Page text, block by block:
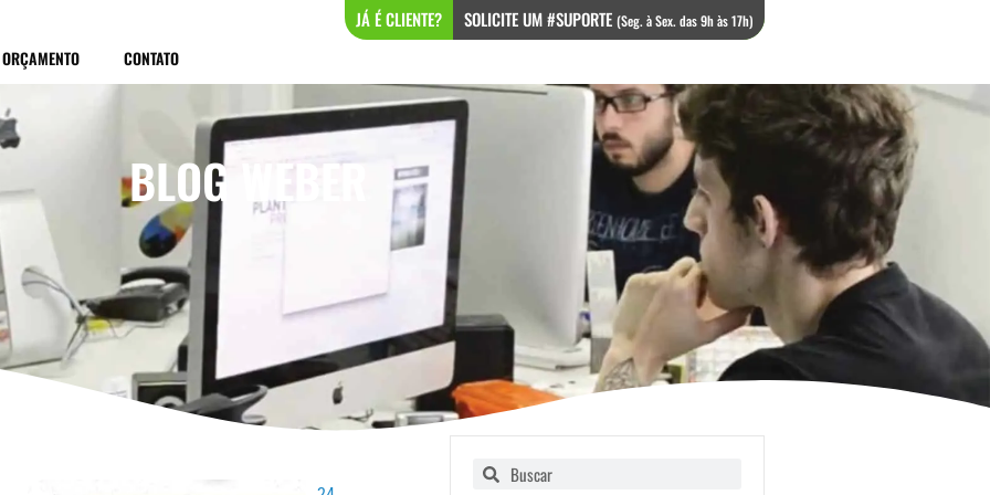
JÁ É CLIENTE? SOLICITE UM #SUPORTE (Seg. à Sex. das 9h às 17h)
ORÇAMENTO CONTATO
BLOG WEBER
Pesquisar
Pesquisar